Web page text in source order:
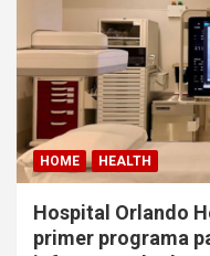
HOME HEALTH
Hospital Orlando
primer programa